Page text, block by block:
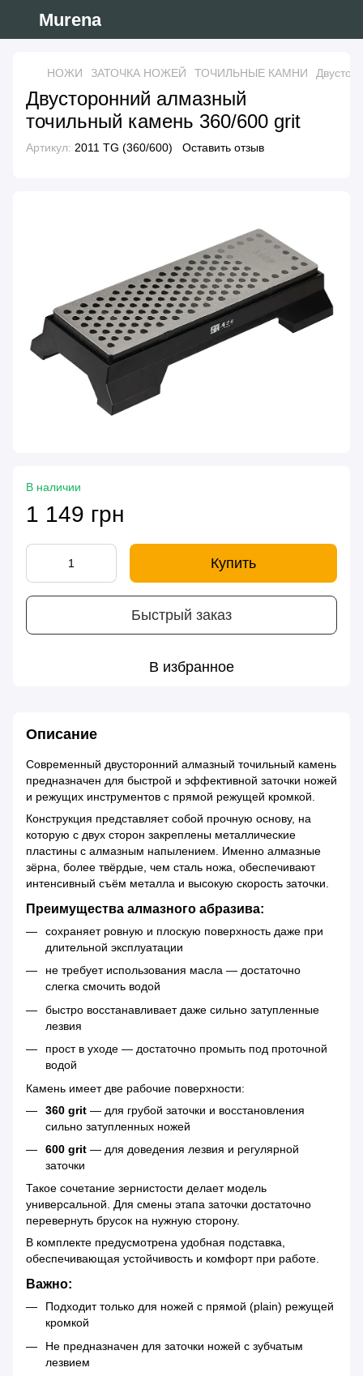
Murena
НОЖИ ЗАТОЧКА НОЖЕЙ ТОЧИЛЬНЫЕ КАМНИ
Двусторонний алмазный
точильный камень 360/600 grit
Артикул: 2011 TG (360/600) Оставить отзыв
В наличии
1 149 грн
Купить
Быстрый заказ
В избранное
Описание
Современный двусторонний алмазный точильный камень
предназначен для быстрой и эффективной заточки ножей
и режущих инструментов с прямой режущей кромкой.
Конструкция представляет собой прочную основу, на
которую с двух сторон закреплены металлические
пластины с алмазным напылением. Именно алмазные
зёрна, более твёрдые, чем сталь ножа, обеспечивают
интенсивный съём металла и высокую скорость заточки.
Преимущества алмазного абразива:
сохраняет ровную и плоскую поверхность даже при
длительной эксплуатации
не требует использования масла — достаточно
слегка смочить водой
быстро восстанавливает даже сильно затупленные
лезвия
прост в уходе — достаточно промыть под проточной
водой
Камень имеет две рабочие поверхности:
360 grit — для грубой заточки и восстановления
сильно затупленных ножей
600 grit — для доведения лезвия и регулярной
заточки
Такое сочетание зернистости делает модель
универсальной. Для смены этапа заточки достаточно
перевернуть брусок на нужную сторону.
В комплекте предусмотрена удобная подставка,
обеспечивающая устойчивость и комфорт при работе.
Важно:
Подходит только для ножей с прямой (plain) режущей
кромкой
Не предназначен для заточки ножей с зубчатым
лезвием